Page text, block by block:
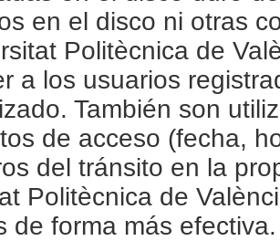
en el disco ni otras
Politècnica de
a los usuarios
También son
de acceso (fecha,
del tránsito en la
Politècnica de
de forma más efectiva.